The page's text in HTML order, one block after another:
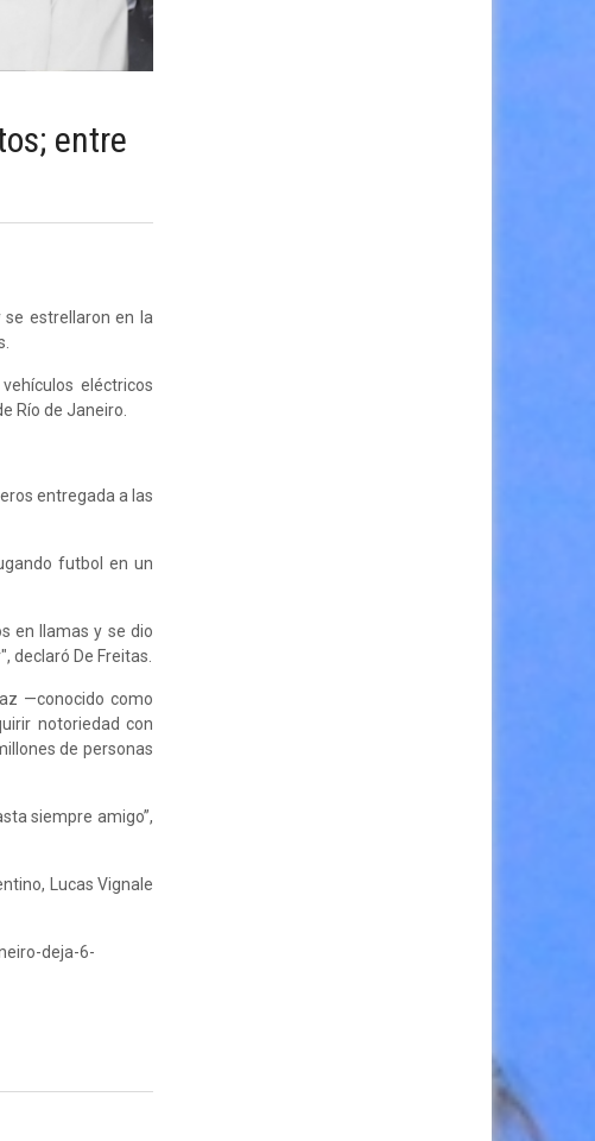
entre
se estrellaron en la
eléctricos
Río de Janeiro.
entregada a las
futbol en un
en llamas y se dio
declaró De Freitas.
—conocido como
notoriedad con
de personas
siempre amigo”,
Lucas Vignale
deja-6-